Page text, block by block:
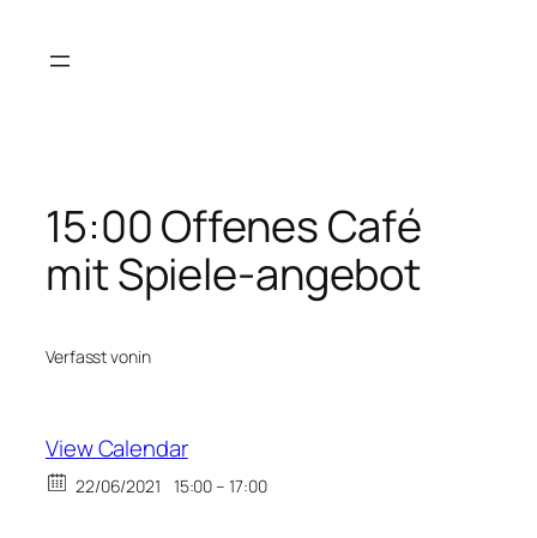
Inhalt
15:00 Offenes Café
mit Spiele-angebot
Verfasst vonin
View Calendar
22/06/2021 15:00 – 17:00